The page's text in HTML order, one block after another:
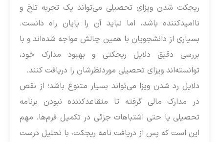
ریجکت شدن ویزای تحصیلی می‌تواند یک تجربه تلخ و
ناامیدکننده باشد، اما نباید آن را پایان راه دانست.
بسیاری از دانشجویان با همین چالش مواجه شده‌اند و با
بررسی دقیق دلایل ریجکتی و بهبود مدارک خود،
توانسته‌اند ویزای تحصیلی موردنظرشان را دریافت کنند.
دلایل رد شدن ویزا می‌تواند بسیار متنوع باشد؛ از نقص
در مدارک مالی گرفته تا متقاعدکننده نبودن برنامه
تحصیلی یا حتی اشتباهات جزئی در تکمیل فرم‌ها. مهم
این است که پس از دریافت نامه ریجکت، با تحلیل درست